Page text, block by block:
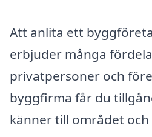
Att anlita ett
erbjuder många
privatpersoner och
byggfirma får du
känner till området